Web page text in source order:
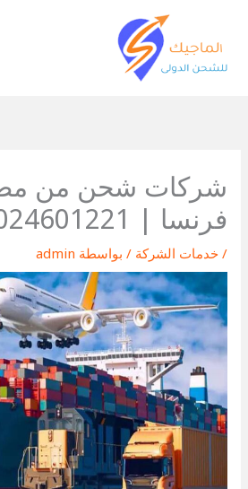
المحتوى
شركات شحن من
فرنسا | 01024601221
/خدمات الشركة / بواسطة admin